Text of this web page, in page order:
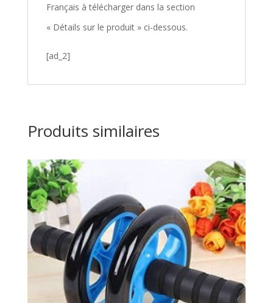
Français à télécharger dans la section
« Détails sur le produit » ci-dessous.
[ad_2]
Produits similaires